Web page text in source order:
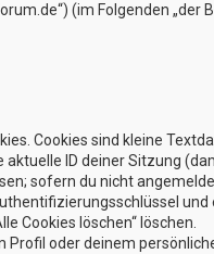
(im Folgenden
Cookies sind kleine
ID deiner Sitzung
sofern du nicht
Cookies löschen“ löschen.
oder deinem